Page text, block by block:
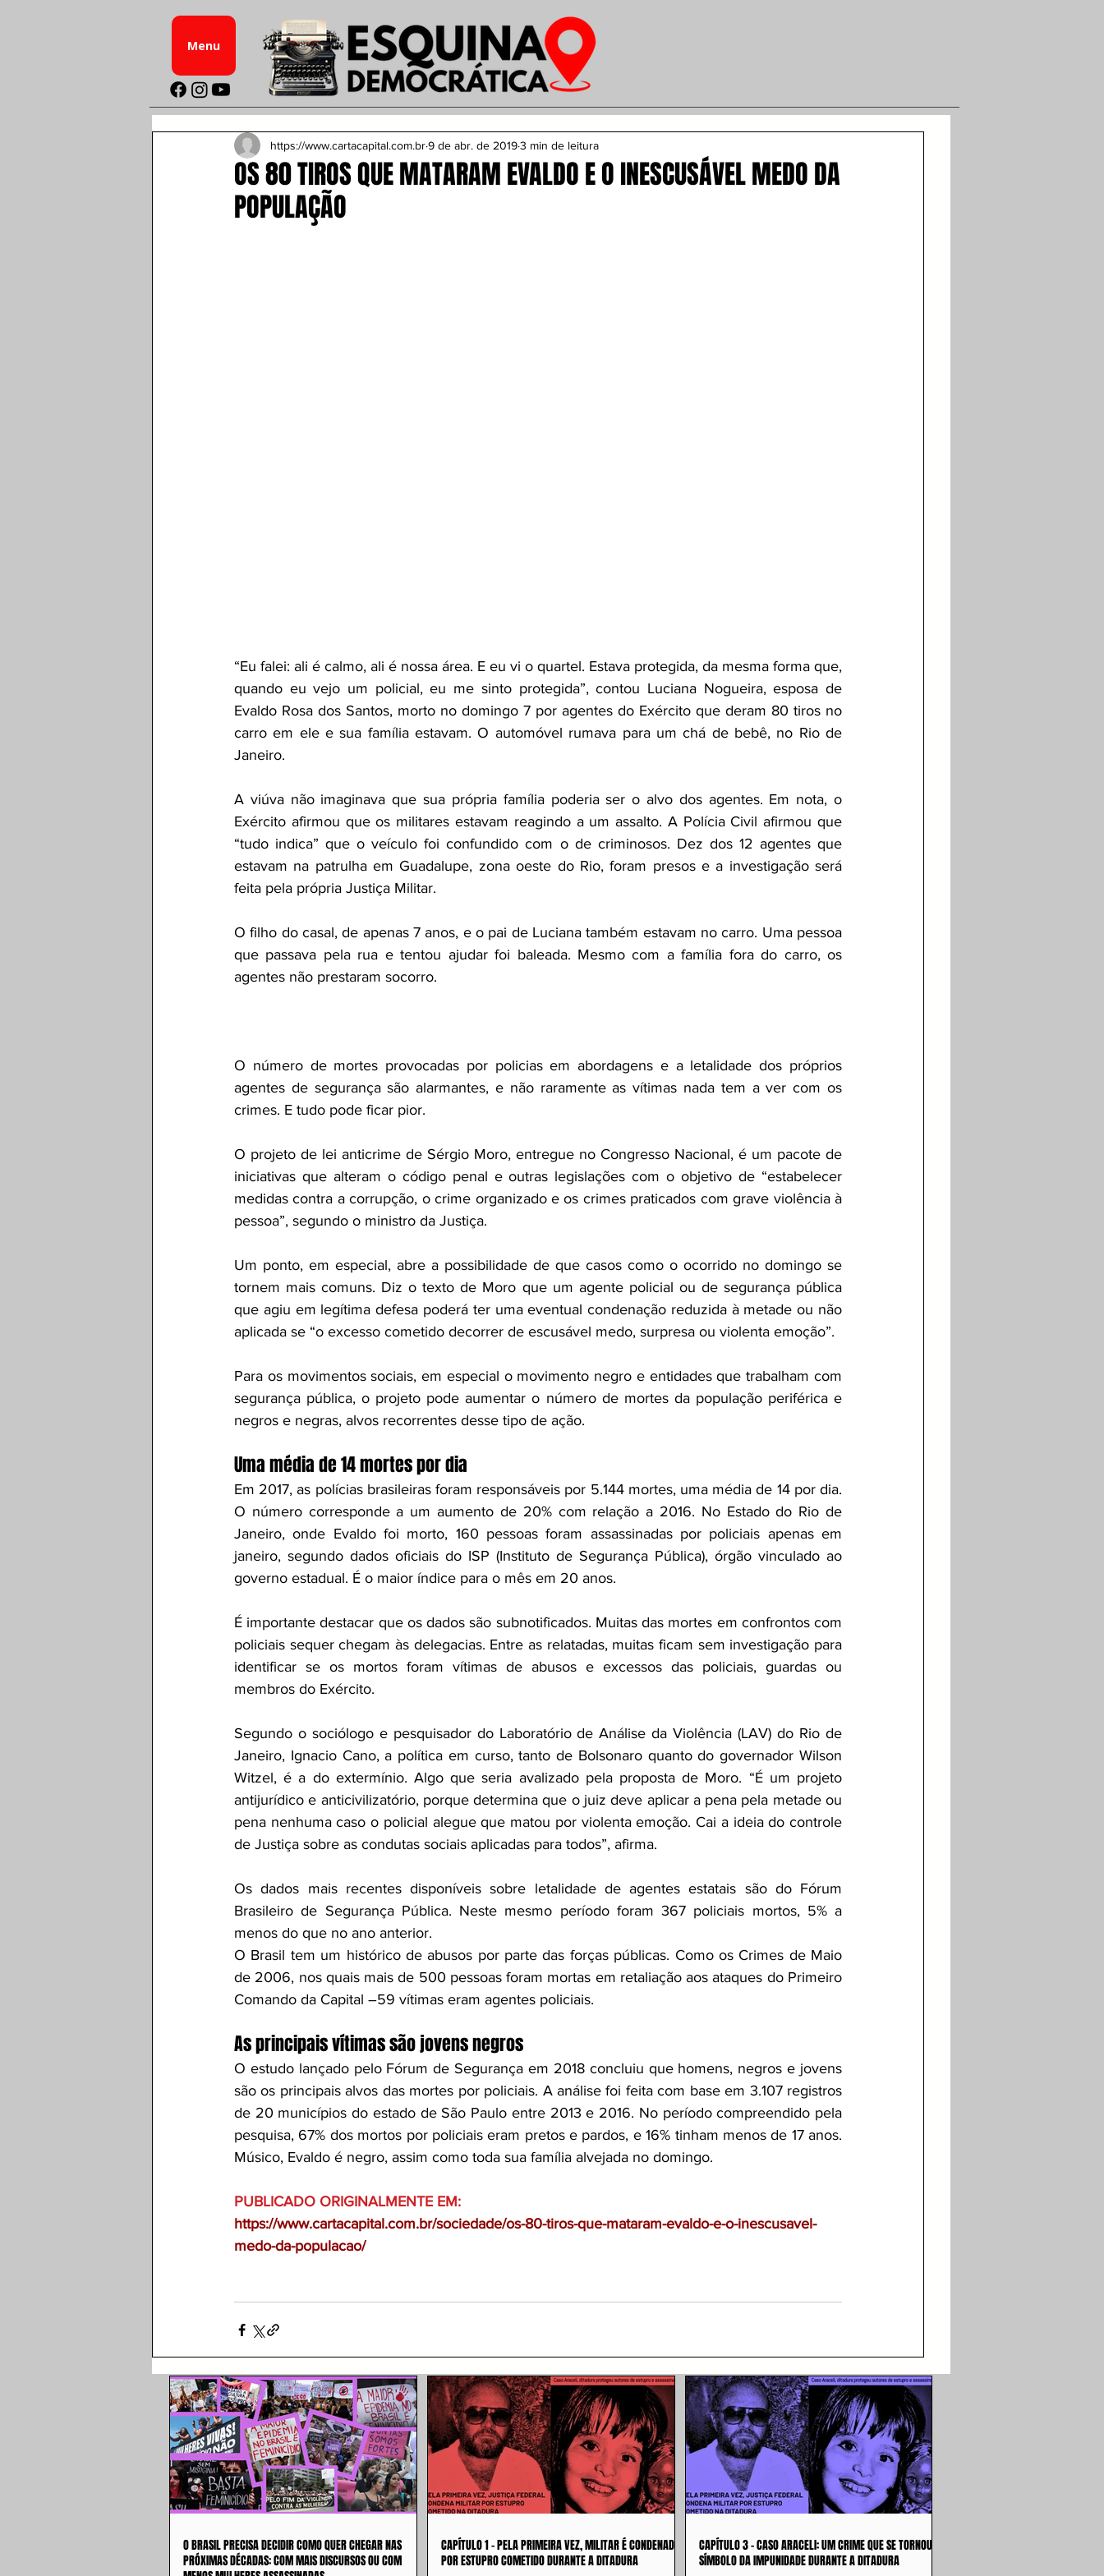
Menu
OS 80 TIROS QUE MATARAM EVALDO E O INESCUSÁVEL MEDO DA
POPULAÇÃO
https://www.cartacapital.com.br9 de abr. de 20193 min de leitura
“Eu falei: ali é calmo, ali é nossa área. E eu vi o quartel. Estava protegida, da mesma forma que,
quando eu vejo um policial, eu me sinto protegida”, contou Luciana Nogueira, esposa de
Evaldo Rosa dos Santos, morto no domingo 7 por agentes do Exército que deram 80 tiros no
carro em ele e sua família estavam. O automóvel rumava para um chá de bebê, no Rio de
Janeiro.
A viúva não imaginava que sua própria família poderia ser o alvo dos agentes. Em nota, o
Exército afirmou que os militares estavam reagindo a um assalto. A Polícia Civil afirmou que
“tudo indica” que o veículo foi confundido com o de criminosos. Dez dos 12 agentes que
estavam na patrulha em Guadalupe, zona oeste do Rio, foram presos e a investigação será
feita pela própria Justiça Militar.
O filho do casal, de apenas 7 anos, e o pai de Luciana também estavam no carro. Uma pessoa
que passava pela rua e tentou ajudar foi baleada. Mesmo com a família fora do carro, os
agentes não prestaram socorro.
O número de mortes provocadas por policias em abordagens e a letalidade dos próprios
agentes de segurança são alarmantes, e não raramente as vítimas nada tem a ver com os
crimes. E tudo pode ficar pior.
O projeto de lei anticrime de Sérgio Moro, entregue no Congresso Nacional, é um pacote de
iniciativas que alteram o código penal e outras legislações com o objetivo de “estabelecer
medidas contra a corrupção, o crime organizado e os crimes praticados com grave violência à
pessoa”, segundo o ministro da Justiça.
Um ponto, em especial, abre a possibilidade de que casos como o ocorrido no domingo se
tornem mais comuns. Diz o texto de Moro que um agente policial ou de segurança pública
que agiu em legítima defesa poderá ter uma eventual condenação reduzida à metade ou não
aplicada se “o excesso cometido decorrer de escusável medo, surpresa ou violenta emoção”.
Para os movimentos sociais, em especial o movimento negro e entidades que trabalham com
segurança pública, o projeto pode aumentar o número de mortes da população periférica e
negros e negras, alvos recorrentes desse tipo de ação.
Uma média de 14 mortes por dia
Em 2017, as polícias brasileiras foram responsáveis por 5.144 mortes, uma média de 14 por dia.
O número corresponde a um aumento de 20% com relação a 2016. No Estado do Rio de
Janeiro, onde Evaldo foi morto, 160 pessoas foram assassinadas por policiais apenas em
janeiro, segundo dados oficiais do ISP (Instituto de Segurança Pública), órgão vinculado ao
governo estadual. É o maior índice para o mês em 20 anos.
É importante destacar que os dados são subnotificados. Muitas das mortes em confrontos com
policiais sequer chegam às delegacias. Entre as relatadas, muitas ficam sem investigação para
identificar se os mortos foram vítimas de abusos e excessos das policiais, guardas ou
membros do Exército.
Segundo o sociólogo e pesquisador do Laboratório de Análise da Violência (LAV) do Rio de
Janeiro, Ignacio Cano, a política em curso, tanto de Bolsonaro quanto do governador Wilson
Witzel, é a do extermínio. Algo que seria avalizado pela proposta de Moro. “É um projeto
antijurídico e anticivilizatório, porque determina que o juiz deve aplicar a pena pela metade ou
pena nenhuma caso o policial alegue que matou por violenta emoção. Cai a ideia do controle
de Justiça sobre as condutas sociais aplicadas para todos”, afirma.
Os dados mais recentes disponíveis sobre letalidade de agentes estatais são do Fórum
Brasileiro de Segurança Pública. Neste mesmo período foram 367 policiais mortos, 5% a
menos do que no ano anterior.
O Brasil tem um histórico de abusos por parte das forças públicas. Como os Crimes de Maio
de 2006, nos quais mais de 500 pessoas foram mortas em retaliação aos ataques do Primeiro
Comando da Capital –59 vítimas eram agentes policiais.
As principais vítimas são jovens negros
O estudo lançado pelo Fórum de Segurança em 2018 concluiu que homens, negros e jovens
são os principais alvos das mortes por policiais. A análise foi feita com base em 3.107 registros
de 20 municípios do estado de São Paulo entre 2013 e 2016. No período compreendido pela
pesquisa, 67% dos mortos por policiais eram pretos e pardos, e 16% tinham menos de 17 anos.
Músico, Evaldo é negro, assim como toda sua família alvejada no domingo.
PUBLICADO ORIGINALMENTE EM:
https://www.cartacapital.com.br/sociedade/os-80-tiros-que-mataram-evaldo-e-o-inescusavel-
medo-da-populacao/
O BRASIL PRECISA DECIDIR COMO QUER CHEGAR NAS
PRÓXIMAS DÉCADAS: COM MAIS DISCURSOS OU COM
CAPÍTULO 1 - PELA PRIMEIRA VEZ, MILITAR É CONDENADO
POR ESTUPRO COMETIDO DURANTE A DITADURA
CAPÍTULO 3 - CASO ARACELI: UM CRIME QUE SE TORNOU
SÍMBOLO DA IMPUNIDADE DURANTE A DITADURA